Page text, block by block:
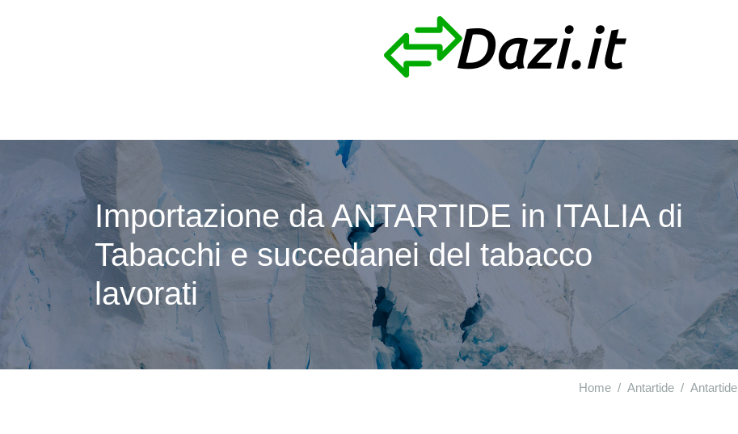
Importazione da ANTARTIDE in ITALIA di
Tabacchi e succedanei del tabacco
lavorati
Home Antartide Antartide